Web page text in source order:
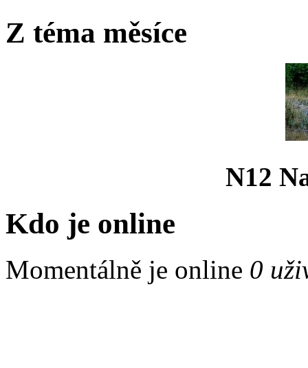
Z téma měsíce
N12
Kdo je online
Momentálně je online 0